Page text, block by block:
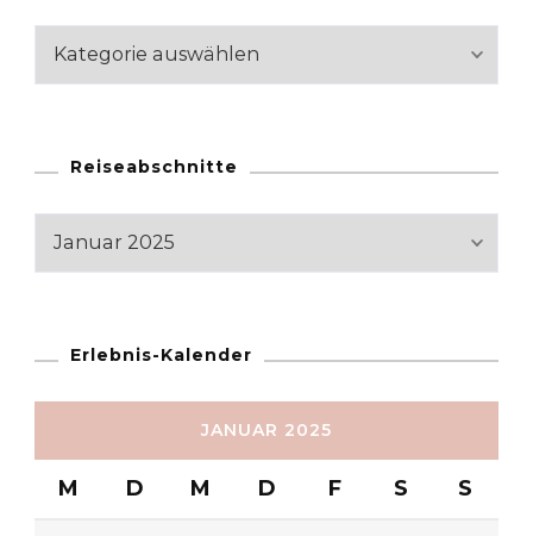
Kategorien
Reiseabschnitte
Reiseabschnitte
Erlebnis-Kalender
JANUAR 2025
M D M D F S S